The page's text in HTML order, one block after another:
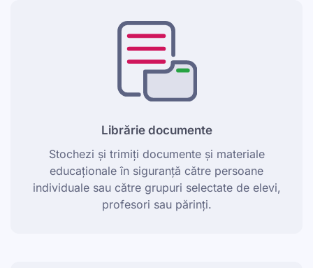
Librărie documente
Stochezi și trimiți documente și materiale
educaționale în siguranță către persoane
individuale sau către grupuri selectate de elevi,
profesori sau părinți.